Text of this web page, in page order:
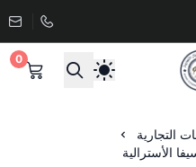
طموح الخيال البيطرية
0
التجارية